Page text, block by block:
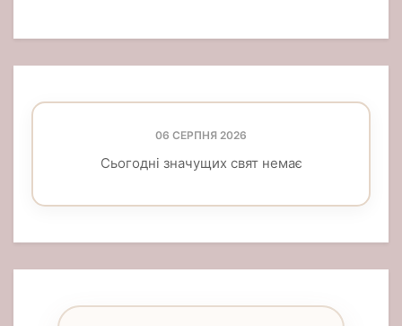
06 СЕРПНЯ 2026
Сьогодні значущих свят немає